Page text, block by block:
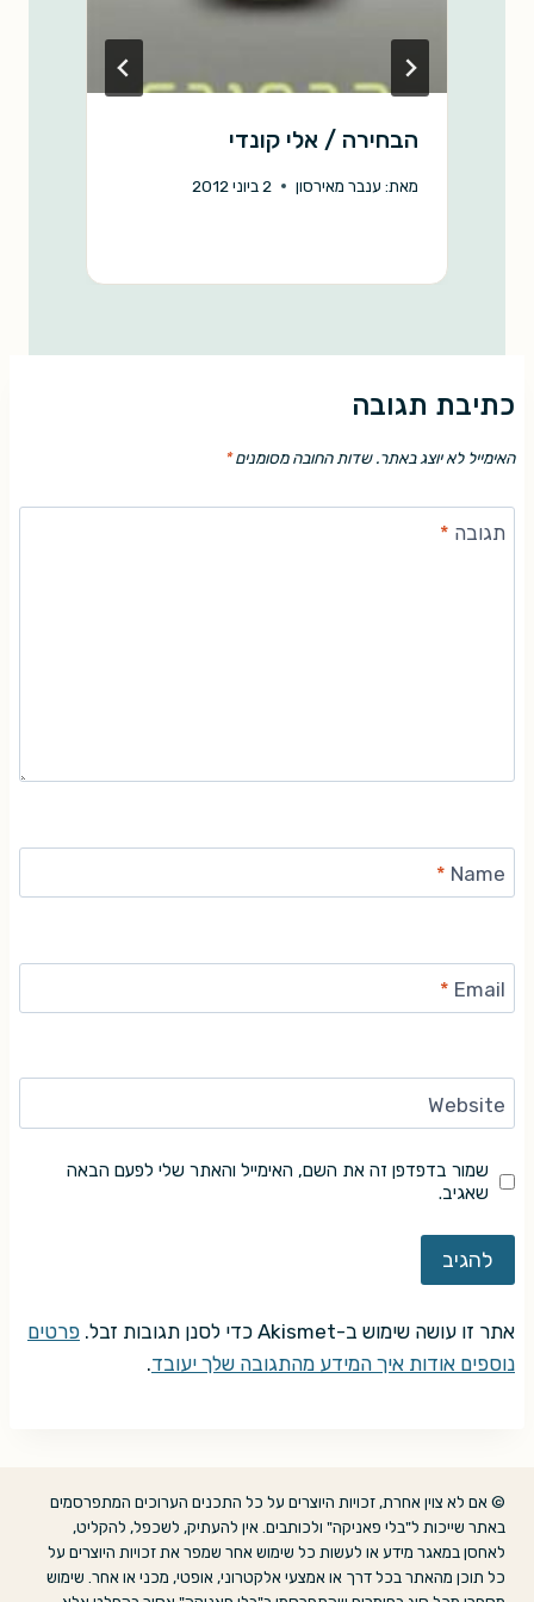
הבחירה / אלי קונדי
מאת: ענבר מאירסון 2 ביוני 2012
כתיבת תגובה
האימייל לא יוצג באתר. שדות החובה מסומנים*
תגובה *
Name
*
Email
*
Website
שמור בדפדפן זה את השם, האימייל והאתר שלי לפעם הבאה
שאגיב.
אתר זו עושה שימוש ב-Akismet כדי לסנן תגובות זבל.
פרטים
נוספים אודות איך המידע מהתגובה שלך יעובד.
© אם לא צוין אחרת, זכויות היוצרים על כל התכנים הערוכים המתפרסמים
באתר שייכות ל"בלי פאניקה" ולכותבים. אין להעתיק, לשכפל, להקליט,
לאחסן במאגר מידע או לעשות כל שימוש אחר שמפר את זכויות היוצרים על
כל תוכן מהאתר בכל דרך או אמצעי אלקטרוני, אופטי, מכני או אחר. שימוש